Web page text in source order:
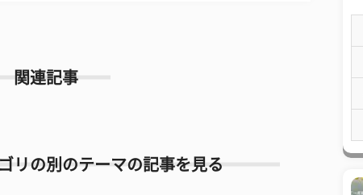
関連記事
リの別のテーマの記事を見る